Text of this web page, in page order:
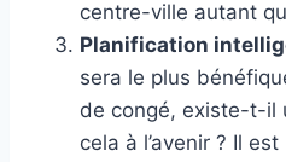
centre-ville autant
Planification
sera le plus
de congé, existe-t-il
cela à l’avenir ? Il